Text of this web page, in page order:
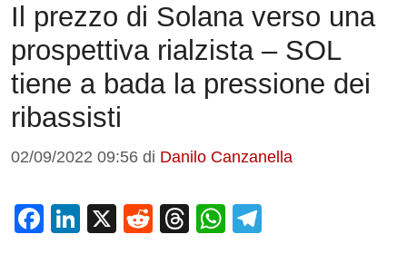
Il prezzo di Solana verso una
prospettiva rialzista – SOL
tiene a bada la pressione dei
ribassisti
02/09/2022 09:56 di Danilo Canzanella
F
Li
X
R
T
W